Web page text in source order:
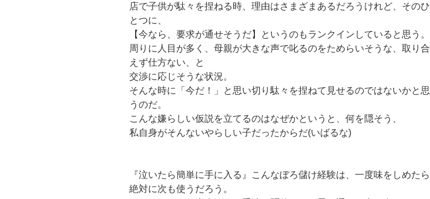
店で子供が駄々を捏ねる時、理由はさまざまあるだろうけれど、そのひ
とつに、
【今なら、要求が通せそうだ】というのもランクインしていると思う。
周りに人目が多く、母親が大きな声で叱るのをためらいそうな、取り合
えず仕方ない、と
交渉に応じそうな状況。
そんな時に「今だ！」と思い切り駄々を捏ねて見せるのではないかと思
うのだ。
こんな嫌らしい仮説を立てるのはなぜかというと、何を隠そう、
私自身がそんないやらしい子だったからだ(いばるな)
『泣いたら簡単に手に入る』こんなぼろ儲け経験は、一度味をしめたら
絶対に次も使うだろう。